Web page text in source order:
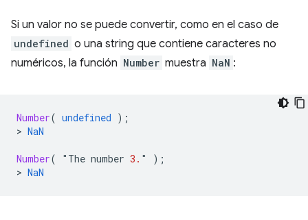
Si un valor no se puede convertir, como en el caso de
undefined o una string que contiene caracteres no
numéricos, la función Number muestra NaN :
Number( undefined );
> NaN
Number( " The number 3. "
);
> NaN